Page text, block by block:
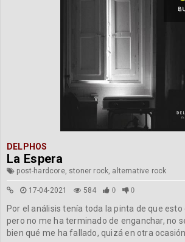
DELPHOS
La Espera
post-hardcore, stoner rock, alternative rock
17-04-2021 584 0 0
Por el análisis tenía toda la pinta de que esto
pero no me ha terminado de enganchar, no
bien qué me ha fallado, quizá en otra ocasión